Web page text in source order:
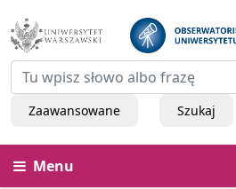
Zaawansowane Szukaj
Menu